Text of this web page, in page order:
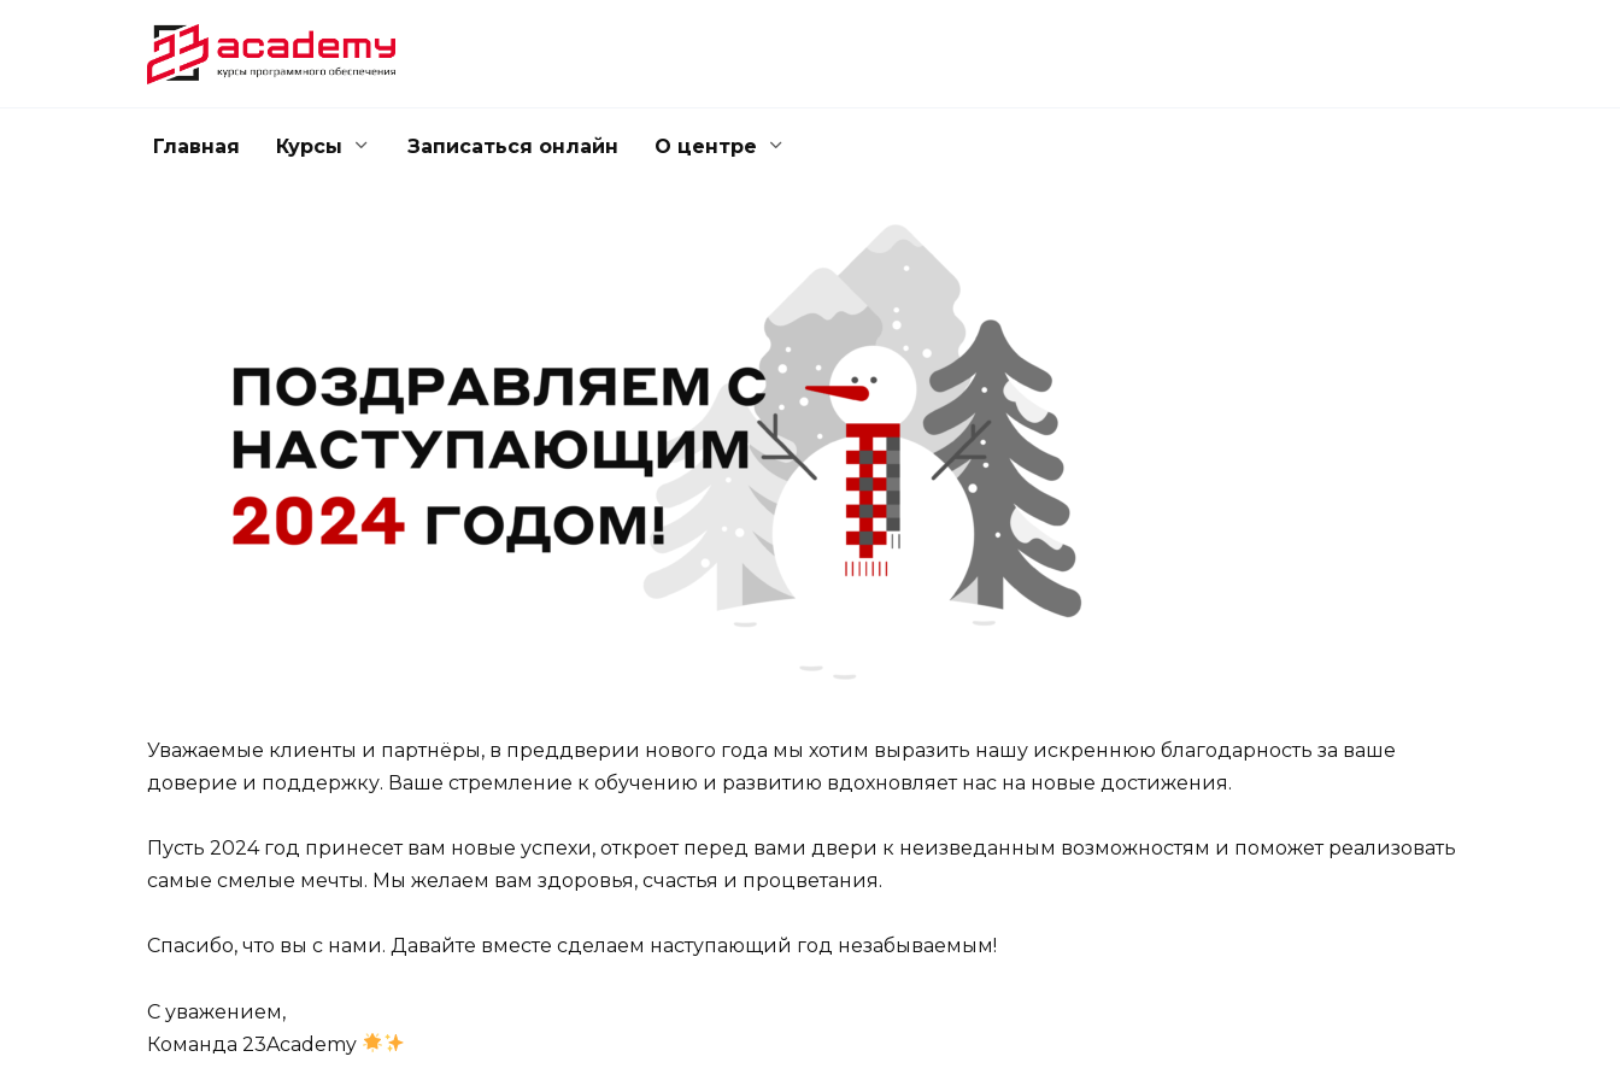
Главная Курсы Записаться онлайн О центре
Уважаемые клиенты и партнёры, в преддверии нового года мы хотим выразить нашу искреннюю благодарность за ваше
доверие и поддержку. Ваше стремление к обучению и развитию вдохновляет нас на новые достижения.
Пусть 2024 год принесет вам новые успехи, откроет перед вами двери к неизведанным возможностям и поможет реализовать
самые смелые мечты. Мы желаем вам здоровья, счастья и процветания.
Спасибо, что вы с нами. Давайте вместе сделаем наступающий год незабываемым!
С уважением,
Команда 23Academy